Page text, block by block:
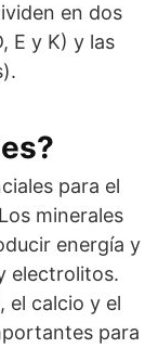
en dos
E y K) y las
para el
minerales
energía y
electrolitos.
el calcio y el
para